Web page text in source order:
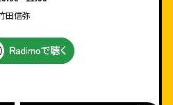
田信弥